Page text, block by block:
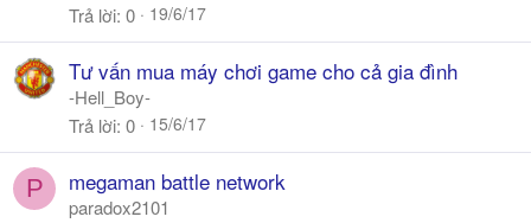
Trả lời 0 19/6/17
Tư vấn mua máy chơi game cho cả gia đình
-Hell_Boy-
Trả lời 0 15/6/17
P megaman battle network
paradox2101